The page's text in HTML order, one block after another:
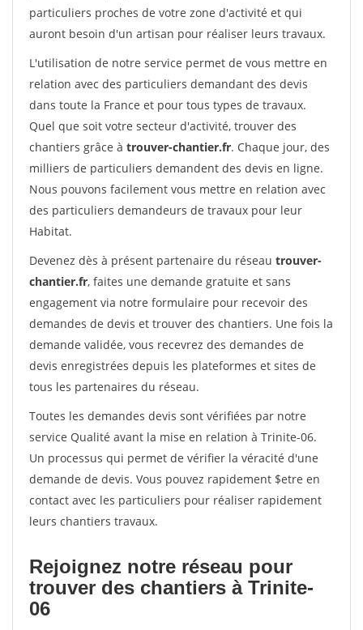
particuliers proches de votre zone d'activité et qui
auront besoin d'un artisan pour réaliser leurs travaux.
L'utilisation de notre service permet de vous mettre en
relation avec des particuliers demandant des devis
dans toute la France et pour tous types de travaux.
Quel que soit votre secteur d'activité, trouver des
chantiers grâce à trouver-chantier.fr. Chaque jour, des
milliers de particuliers demandent des devis en ligne.
Nous pouvons facilement vous mettre en relation avec
des particuliers demandeurs de travaux pour leur
Habitat.
Devenez dès à présent partenaire du réseau trouver-
chantier.fr, faites une demande gratuite et sans
engagement via notre formulaire pour recevoir des
demandes de devis et trouver des chantiers. Une fois la
demande validée, vous recevrez des demandes de
devis enregistrées depuis les plateformes et sites de
tous les partenaires du réseau.
Toutes les demandes devis sont vérifiées par notre
service Qualité avant la mise en relation à Trinite-06.
Un processus qui permet de vérifier la véracité d'une
demande de devis. Vous pouvez rapidement $etre en
contact avec les particuliers pour réaliser rapidement
leurs chantiers travaux.
Rejoignez notre réseau pour
trouver des chantiers à Trinite-
06